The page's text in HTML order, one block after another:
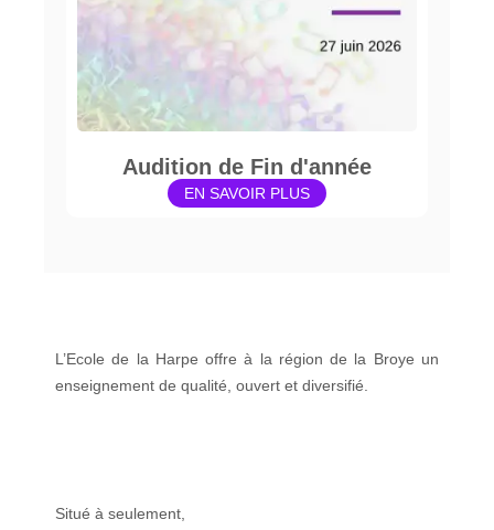
Audition de Fin d'année
EN SAVOIR PLUS
L’Ecole de la Harpe offre à la région de la Broye un
enseignement de qualité, ouvert et diversifié.
Situé à seulement,